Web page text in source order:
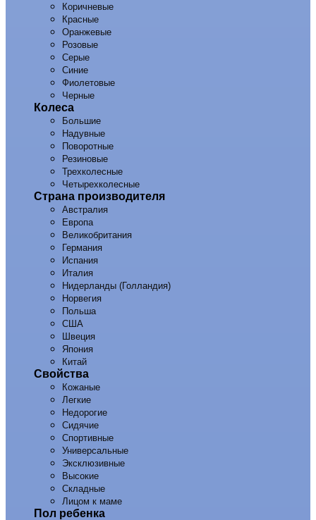
Коричневые
Красные
Оранжевые
Розовые
Серые
Синие
Фиолетовые
Черные
Колеса
Большие
Надувные
Поворотные
Резиновые
Трехколесные
Четырехколесные
Страна производителя
Австралия
Европа
Великобритания
Германия
Испания
Италия
Нидерланды (Голландия)
Норвегия
Польша
США
Швеция
Япония
Китай
Свойства
Кожаные
Легкие
Недорогие
Сидячие
Спортивные
Универсальные
Эксклюзивные
Высокие
Складные
Лицом к маме
Пол ребенка